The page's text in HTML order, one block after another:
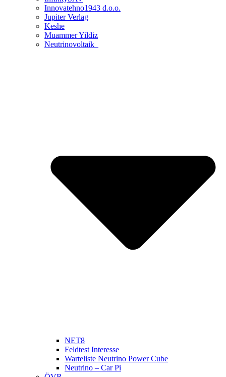
Innovatehno1943 d.o.o.
Jupiter Verlag
Keshe
Muammer Yildiz
Neutrinovoltaik
NET8
Feldtest Interesse
Warteliste Neutrino Power Cube
Neutrino – Car Pi